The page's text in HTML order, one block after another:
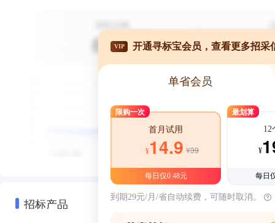
招标产品
VIP 开通寻标宝会员，查看更多招采
单省会员
限购一次
首月试用
¥14.9 ¥39
每日仅0.48元
最划算
12
¥
每日
到期29元/月/省自动续费，可随时取消。